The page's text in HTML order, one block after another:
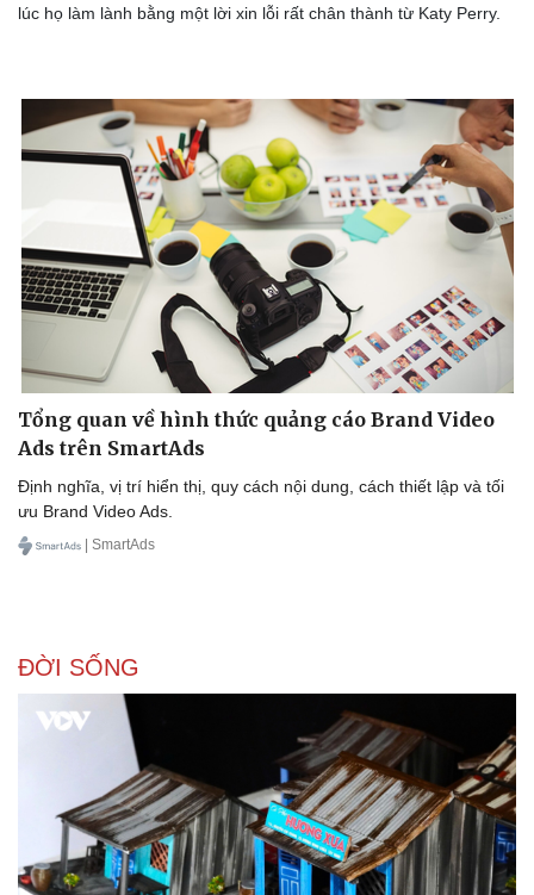
Doanh nghiệp
Thông tin doanh nghiệp
Công nghệ
Sành điệu
lúc họ làm lành bằng một lời xin lỗi rất chân thành từ Katy Perry.
Tổng quan về hình thức quảng cáo Brand Video
Ads trên SmartAds
Định nghĩa, vị trí hiển thị, quy cách nội dung, cách thiết lập và tối
ưu Brand Video Ads.
| SmartAds
ĐỜI SỐNG